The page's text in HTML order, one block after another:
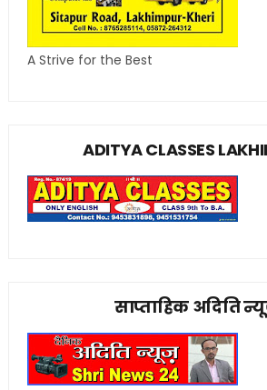
A Strive for the Best
ADITYA CLASSES
साप्ताहिक अदिति